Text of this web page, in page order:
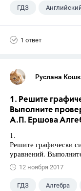
ГДЗ
1 ответ
Руслана
1. Решите
Выполните
А.П. Ершова
1.
Решите графически
уравнений.
12 ноября 2017
ГДЗ Алгебра